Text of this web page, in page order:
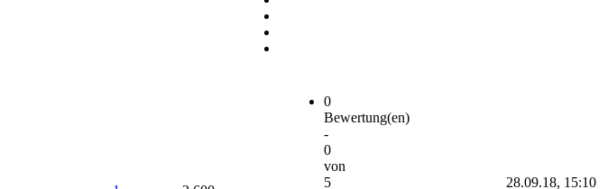
0
Bewertung(en)
-
0
von
5
28.09.18, 15:10